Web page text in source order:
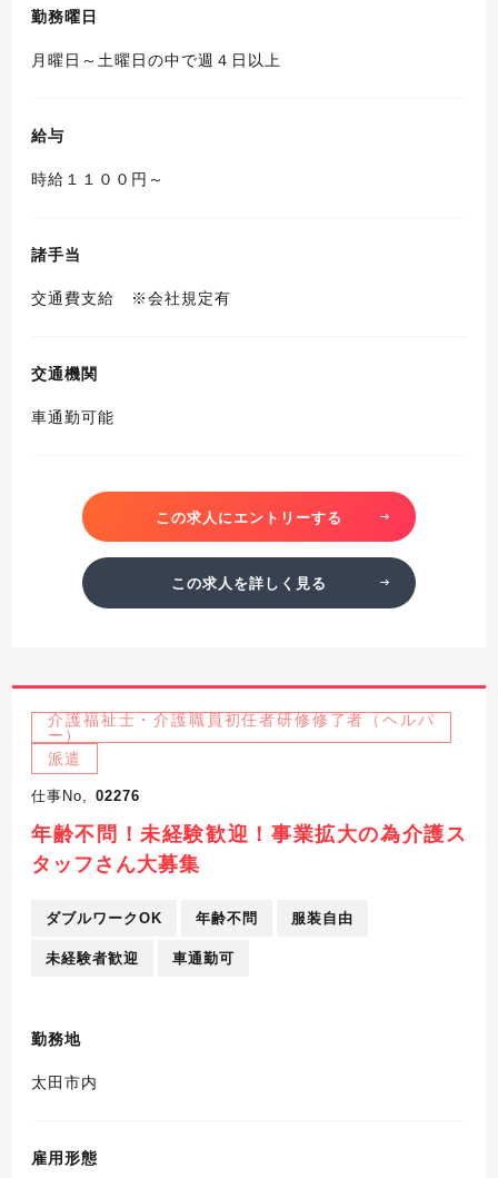
勤務曜日
月曜日～土曜日の中で週４日以上
給与
時給１１００円～
諸手当
交通費支給 ※会社規定有
交通機関
車通勤可能
この求人にエントリーする
この求人を詳しく見る
介護福祉士・介護職員初任者研修修了者（ヘルパ
ー）
派遣
仕事No, 02276
年齢不問！未経験歓迎！事業拡大の為介護ス
タッフさん大募集
ダブルワークOK 年齢不問 服装自由
未経験者歓迎 車通勤可
勤務地
太田市内
雇用形態